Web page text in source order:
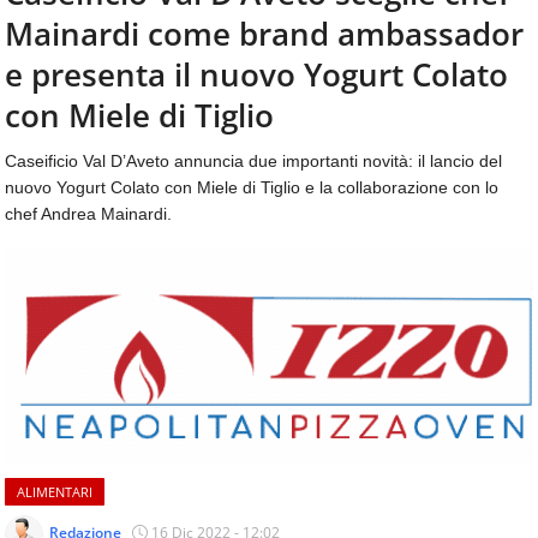
aggiornamenti
quotidiani
temi
come
ristorazione,
food
&
articoli
quotidiani
sul
dell'alimentazione,
dei
fuoricasa,
del
CONTATTI
Mainardi come brand ambassador
e presenta il nuovo Yogurt Colato
con Miele di Tiglio
Caseificio Val D’Aveto annuncia due importanti novità: il lancio del
nuovo Yogurt Colato con Miele di Tiglio e la collaborazione con lo
chef Andrea Mainardi.
ALIMENTARI
Redazione 16 Dic 2022 - 12:02